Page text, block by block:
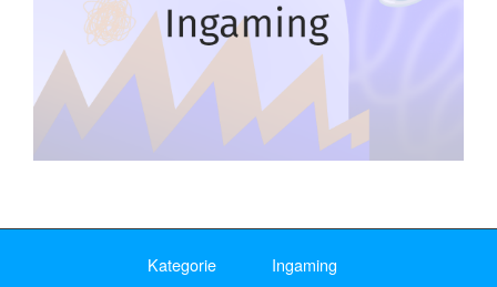
Kategorie
Ingaming